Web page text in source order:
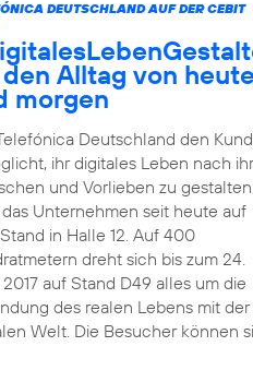
DEUTSCHLAND AUF DER CEBIT
Alltag von
morgen
Deutschland den
ihr digitales Leben nach
und Vorlieben zu
Unternehmen seit heute auf
in Halle 12. Auf 400
dreht sich bis zum 24.
2017 auf Stand D49 alles um die
des realen Lebens mit der
Welt. Die Besucher können